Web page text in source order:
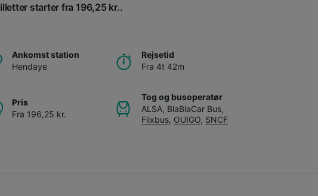
starter fra 196,25 kr..
Ankomst station
Hendaye
Rejsetid
Fra 4t 42m
Pris
Fra 196,25 kr.
Tog og busoperatør
ALSA, BlaBlaCar Bus,
Flixbus, OUIGO, SNCF